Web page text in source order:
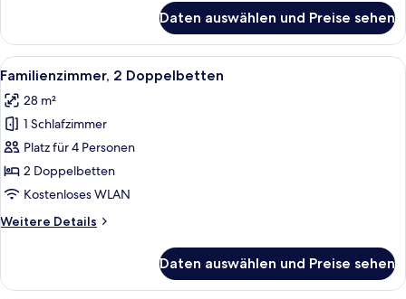
Room)
anzeigen
Zimmer,
1 King-
Bett,
(Executive
Prestige
Room)
Daten auswählen und Preise sehen
Alle
Fotos
für
Familienzimmer,
2 Doppelbetten
anzeigen
Ein Hotelzimmer mit zwei Betten,
6
Familienzimmer, 2 Doppelbetten
28 m²
1 Schlafzimmer
Platz für 4 Personen
2 Doppelbetten
Kostenloses WLAN
Weitere Details
Weitere
2 Doppelbetten
Daten auswählen und Preise sehen